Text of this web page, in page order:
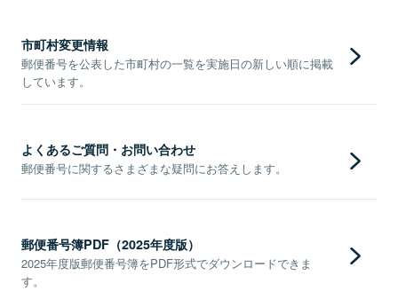
市町村変更情報
郵便番号を公表した市町村の一覧を実施日の新しい順に掲載
しています。
よくあるご質問・お問い合わせ
郵便番号に関するさまざまな疑問にお答えします。
郵便番号簿PDF（2025年度版）
2025年度版郵便番号簿をPDF形式でダウンロードできま
す。